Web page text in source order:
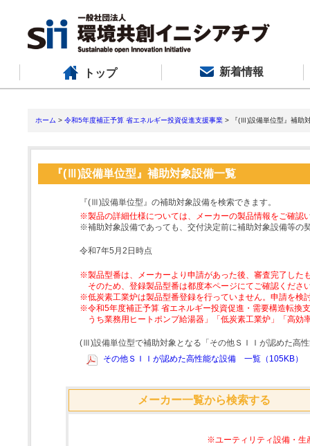
トップ 新着情報
ホーム > 令和5年度補正予算 省エネルギー投資促進支援事業 > 『(Ⅲ)設備単位型』補助
『(Ⅲ)設備単位型』補助対象設備一覧
『(Ⅲ)設備単位型』の補助対象設備を検索できます。
※製品の詳細仕様については、メーカーの製品情報をご確認
※補助対象設備であっても、交付決定前に補助対象設備等の
令和7年5月2日時点
※製品型番は、メーカーより申請があった後、審査完了した
そのため、登録製品型番は都度本ページにてご確認くださ
※低炭素工業炉は製品型番登録を行っていません。申請を検
※令和5年度補正予算 省エネルギー投資促進・需要構造転換
うち業務用ヒートポンプ給湯器」「低炭素工業炉」「高
(Ⅲ)設備単位型で補助対象となる「その他ＳＩＩが認めた高
その他ＳＩＩが認めた高性能な設備 一覧（105KB）
メーカー一覧から検索する
※ユーティリティ設備・生